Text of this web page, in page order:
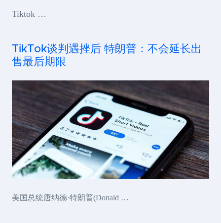
Tiktok …
TikTok谈判遇挫后 特朗普：不会延长出
售最后期限
美国总统唐纳德·特朗普(Donald …